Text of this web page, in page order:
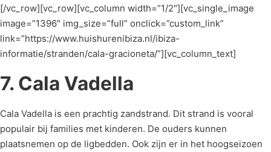
[/vc_row][vc_row][vc_column width=”1/2″][vc_single_image
image=”1396″ img_size=”full” onclick=”custom_link”
link=”https://www.huishurenibiza.nl/ibiza-
informatie/stranden/cala-gracioneta/”][vc_column_text]
7. Cala Vadella
Cala Vadella is een prachtig zandstrand. Dit strand is vooral
populair bij families met kinderen. De ouders kunnen
plaatsnemen op de ligbedden. Ook zijn er in het hoogseizoen